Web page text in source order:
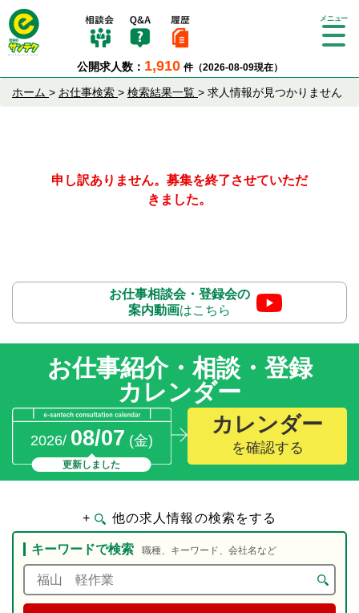
公開求人数： 1,910 件（2026-08-09現在）
Tog
ion
ホーム > お仕事検索 > 検索結果一覧 > 求人情報が見つかりません
申し訳ありません。募集を終了させていただ
きました。
お仕事相談会・登録会の
案内動画はこちら
お仕事紹介・相談・登録
カレンダー
2026/ 08/07 (金)
更新しました
カレンダー
を確認する
+ 他の求人情報の検索をする
キーワードで検索 職種、キーワード、会社名など